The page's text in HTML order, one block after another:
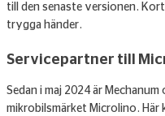
till den senaste versionen.
trygga händer.
Servicepartner till
Sedan i maj 2024 är
mikrobilsmärket Microlino. Här